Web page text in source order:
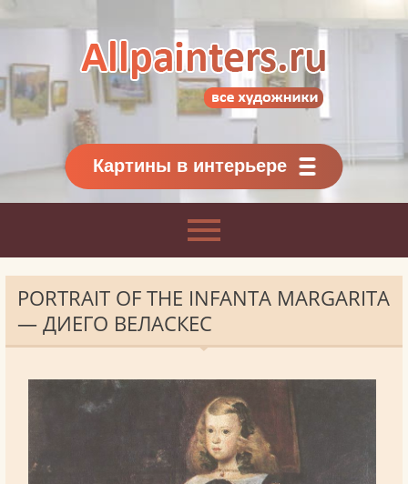
Картины классиков
и современников
Картины в интерьере
PORTRAIT OF THE INFANTA MARGARITA
— ДИЕГО ВЕЛАСКЕС